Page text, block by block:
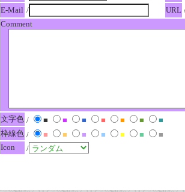
E-Mail / URL
Comment
文字色 / ■ ■ ■ ■ ■ ■
■
枠線色 / ■ ■ ■ ■ ■ ■
■
Icon
/